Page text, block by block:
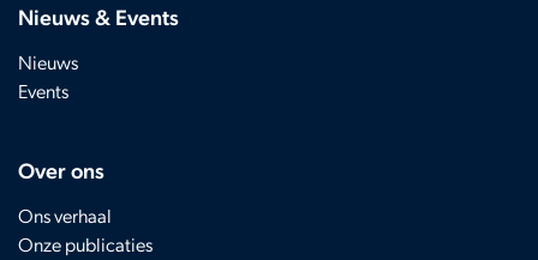
Nieuws & Events
Nieuws
Events
Over ons
Ons verhaal
Onze publicaties